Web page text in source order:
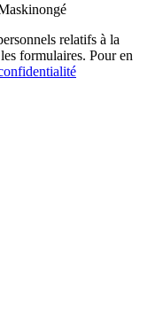
relatifs à la
formulaires. Pour en